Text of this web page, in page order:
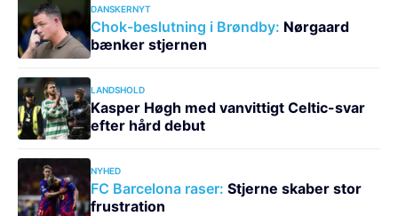
DANSKERNYT
Chok-beslutning i Brøndby: Nørgaard
bænker stjernen
LANDSHOLD
Kasper Høgh med vanvittigt Celtic-svar
efter hård debut
NYHED
FC Barcelona raser: Stjerne skaber stor
frustration